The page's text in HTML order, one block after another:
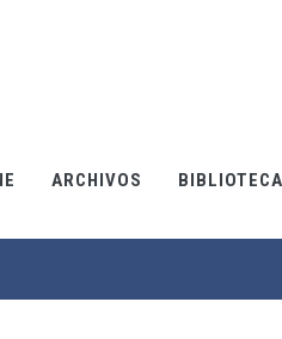
ARCHIVOS